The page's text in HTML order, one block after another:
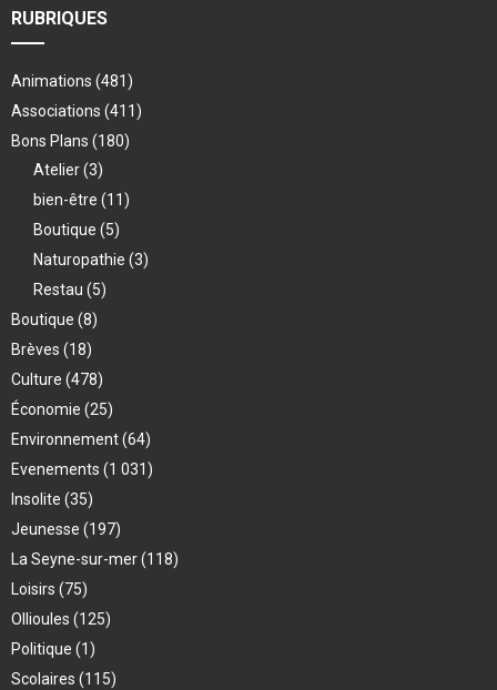
RUBRIQUES
Animations (481)
Associations (411)
Bons Plans (180)
Atelier(3)
bien-être (11)
Boutique (5)
Naturopathie (3)
Restau (5)
Boutique (8)
Brèves (18)
Culture (478)
Économie (25)
Environnement(64)
Evenements (1 031)
Insolite (35)
Jeunesse (197)
La Seyne-sur-mer(118)
Loisirs (75)
Ollioules (125)
Politique (1)
Scolaires (115)